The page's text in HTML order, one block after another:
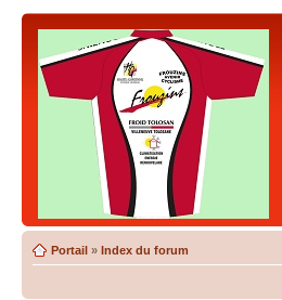
Portail » Index du forum